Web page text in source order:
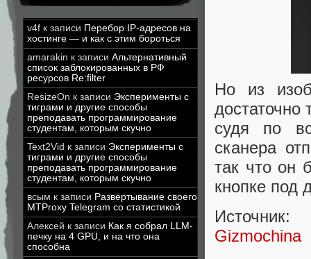
v4f к записи Перебор IP-адресов на
хостинге — и как с этим бороться
amarakin к записи Альтернативный
список заблокированных в РФ
ресурсов Re:filter
ResizeOn к записи Эксперименты с
тиграми и другие способы
преподавать программирование
студентам, которым скучно
Text2Vid к записи Эксперименты с
тиграми и другие способы
преподавать программирование
студентам, которым скучно
всым к записи Развёртывание своего
MTProxy Telegram со статистикой
Алексей к записи Как я собрал LLM-
печку на 4 GPU, и на что она
способна
Но из
судя по
сканера
так что он
кнопке под
Источник:
Gizmochina